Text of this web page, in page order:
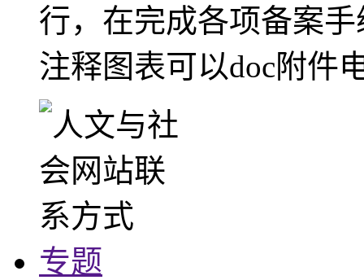
行，在完成各项备案
注释图表可以doc附件
专题